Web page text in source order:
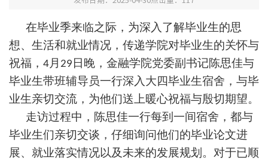
在毕业季来临之际，为深入了解毕业生的思
想、生活和就业情况，传递学院对毕业生的关怀与
祝福， 4 月 29 日晚 ， 金融学院党委副书记陈思佳与
毕业生带班辅导员一行深入大四毕业生宿舍，与毕
业生亲切交流，为他们送上暖心祝福与殷切期望。
走访过程中， 陈思佳一行每到一间宿舍，都与
毕业生们亲切交谈，仔细询问他们的毕业论文进
展、就业落实情况以及未来的发展规划。对于已顺